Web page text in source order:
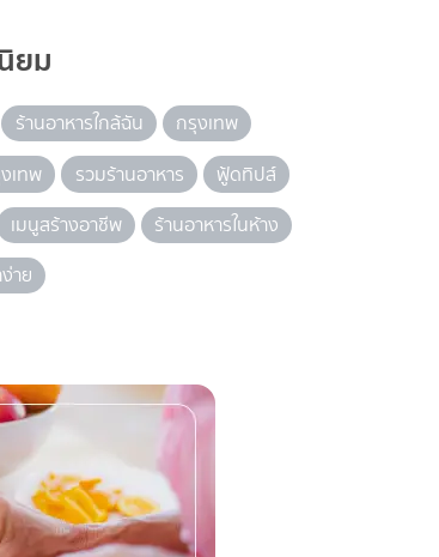
ยม
ร้านอาหารใกล้ฉัน
กรุงเทพ
เทพ
รวมร้านอาหาร
ฟู้ดทิปส์
เมนูสร้างอาชีพ
ร้านอาหารในห้าง
าย